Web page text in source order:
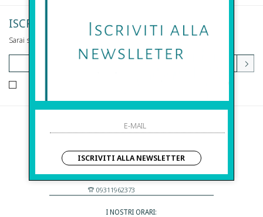
ISCRIVITI ALLA NEWSLETTER
Sarai sempre aggiornato su offerte e promozioni.
Before S.r.l.s.
Via Della Maestranza , 23
96100 Siracusa - Italia
Eshop@apiedinudinelparcoboutique.com
09311962373
I NOSTRI ORARI:
ISCRIVITI ALLA NEWSLETTER